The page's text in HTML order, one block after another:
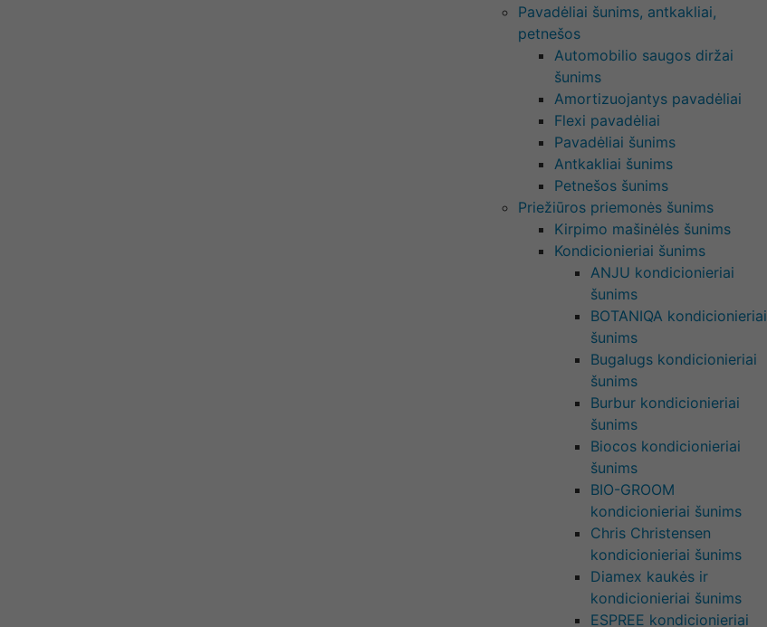
Pavadėliai šunims, antkakliai,
petnešos
Automobilio saugos diržai
šunims
Amortizuojantys pavadėliai
Flexi pavadėliai
Pavadėliai šunims
Antkakliai šunims
Petnešos šunims
Priežiūros priemonės šunims
Kirpimo mašinėlės šunims
Kondicionieriai šunims
ANJU kondicionieriai
šunims
BOTANIQA kondicionieriai
šunims
Bugalugs kondicionieriai
šunims
Burbur kondicionieriai
šunims
Biocos kondicionieriai
šunims
BIO-GROOM
kondicionieriai šunims
Chris Christensen
kondicionieriai šunims
Diamex kaukės ir
kondicionieriai šunims
ESPREE kondicionieriai